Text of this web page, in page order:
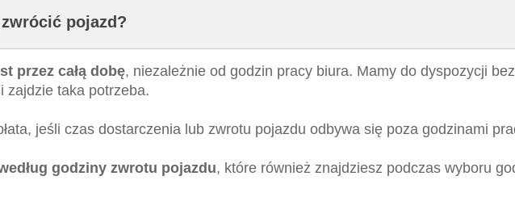
pojazd?
przez całą dobę, niezależnie od godzin pracy biura. Mamy do dyspozycji
zajdzie taka potrzeba.
jeśli czas dostarczenia lub zwrotu pojazdu odbywa się poza godzinami
godziny zwrotu pojazdu, które również znajdziesz podczas wyboru